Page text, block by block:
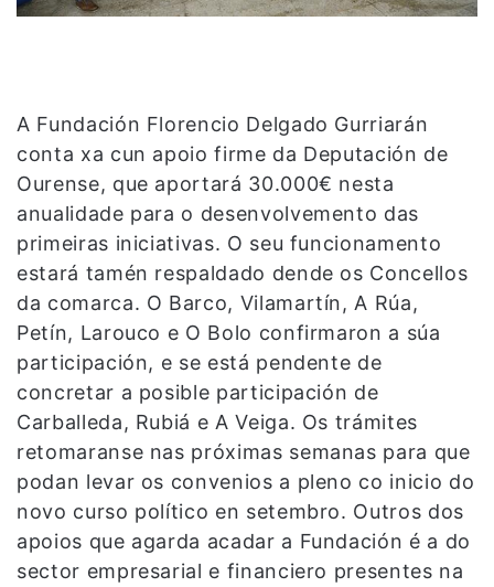
A Fundación Florencio Delgado Gurriarán
conta xa cun apoio firme da Deputación de
Ourense, que aportará 30.000€ nesta
anualidade para o desenvolvemento das
primeiras iniciativas. O seu funcionamento
estará tamén respaldado dende os Concellos
da comarca. O Barco, Vilamartín, A Rúa,
Petín, Larouco e O Bolo confirmaron a súa
participación, e se está pendente de
concretar a posible participación de
Carballeda, Rubiá e A Veiga. Os trámites
retomaranse nas próximas semanas para que
podan levar os convenios a pleno co inicio do
novo curso político en setembro. Outros dos
apoios que agarda acadar a Fundación é a do
sector empresarial e financiero presentes na